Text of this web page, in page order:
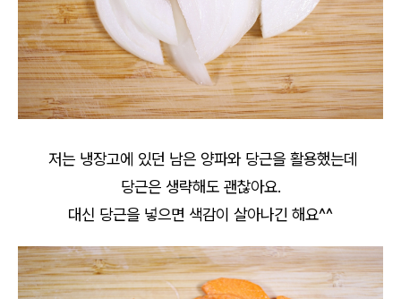
저는 냉장고에 있던 남은 양파와 당근을 활용했는데
당근은 생략해도 괜찮아요.
대신 당근을 넣으면 색감이 살아나긴 해요^^